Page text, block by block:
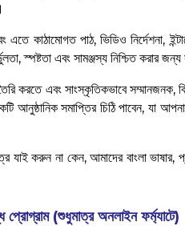
কাঠামোগত পাঠ, ভিডিও নির্দেশনা,
স্পষ্টতা এবং সামঞ্জস্য নিশ্চিত করার
করতে এবং সাংস্কৃতিকভাবে
সমাপ্তির চিঠি পাবেন, যা
যাই করুন না কেন, আমাদের বাংলা
প্রোগ্রাম (শুধুমাত্র অনলাইন ফর্ম্যাটে)